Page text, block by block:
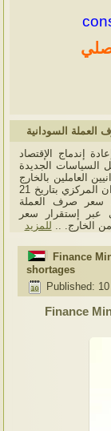
السودانية
إندماج الإقتصاد
السياسات الجديدة
العاملين بالخارج
لزيادة إرتباطهم الإيجابي بالسودان، أصدر بنك السودان المركزي بتاريخ 21
سعر صرف العملة
عبر إستقرار سعر
الخارج. .. للمزيد
Finance
shortages
Published:
Finance